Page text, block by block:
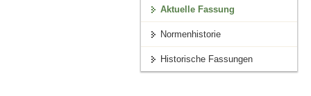
Aktuelle Fassung
Normenhistorie
Historische Fassungen